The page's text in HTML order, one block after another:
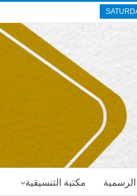
مكتبة التنسيقية الرسمية